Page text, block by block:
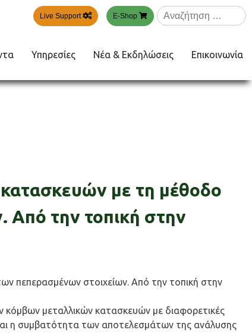
Live Support E-Shop
Αναζήτηση
για:
Υπηρεσίες Νέα & Εκδηλώσεις Επικοινωνία
με τη μέθοδο
Από την τοπική στην
πεπερασμένων στοιχείων. Από την τοπική στην
κόμβων μεταλλικών κατασκευών με διαφορετικές
η συμβατότητα των αποτελεσμάτων της ανάλυσης